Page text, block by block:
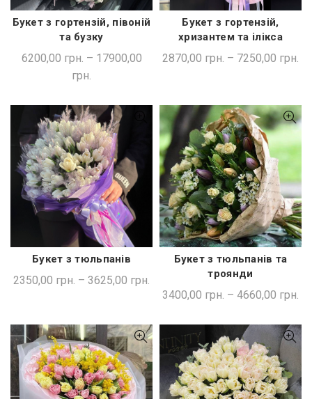
ШВИДКА ПОКУПКА
Букет з гортензій, півоній
та бузку
6200,00 грн. – 17900,00
грн.
ШВИДКА ПОКУПКА
Букет з гортензій,
хризантем та ілікса
2870,00 грн. – 7250,00 грн.
ШВИДКА ПОКУПКА
Букет з тюльпанів
2350,00 грн. – 3625,00 грн.
ШВИДКА ПОКУПКА
Букет з тюльпанів та
троянди
3400,00 грн. – 4660,00 грн.